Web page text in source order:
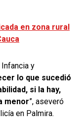
en zona rural
y
lo que sucedió
si la hay,
menor”, aseveró
en Palmira.